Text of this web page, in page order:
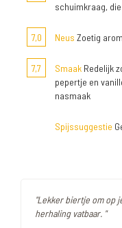
schuimkraag,
7,0 Neus Zoetig
7,7 Smaak Redelijk
pepertje en
nasmaak
Spijssuggestie
"Lekker biertje om op
herhaling vatbaar. "